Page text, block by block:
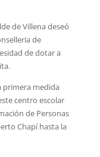
de Villena deseó
de
de dotar a
primera medida
centro escolar
de Personas
Chapí hasta la